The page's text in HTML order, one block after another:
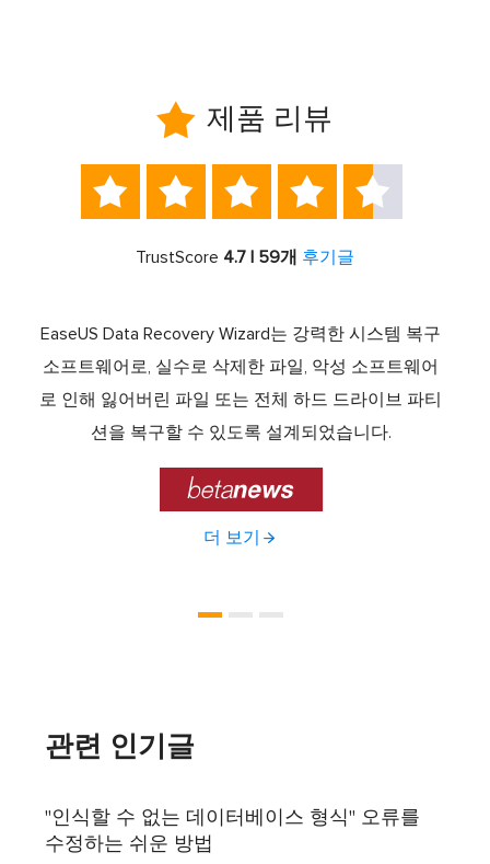
 제품 리뷰
    
TrustScore 4.7 | 59개 후기글
EaseUS Data Recovery Wizard는 강력한 시스템 복구
소프트웨어로, 실수로 삭제한 파일, 악성 소프트웨어
로 인해 잃어버린 파일 또는 전체 하드 드라이브 파티
션을 복구할 수 있도록 설계되었습니다.

더 보기
관련 인기글
"인식할 수 없는 데이터베이스 형식" 오류를
수정하는 쉬운 방법